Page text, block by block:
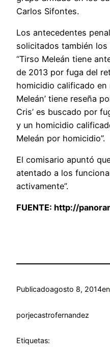
Carlos Sifontes.
Los antecedentes
solicitados también
“Tirso Meleán tiene
de 2013 por fuga del
homicidio calificado en
Meleán’ tiene reseña
Cris’ es buscado por
y un homicidio
Meleán por homicidio”.
El comisario apuntó
atentado a los
activamente”.
FUENTE: http://
Publicadoagosto 8, 2014en
porjecastrofernandez
Etiquetas: